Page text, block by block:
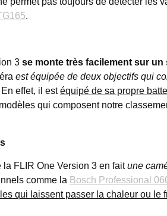
.
3 se monte très facilement sur un
est équipée de deux objectifs qui
effet, il estéquipé de sa propre
qui composent notre
la FLIR One Version 3 en faitune
comme la Bosch Professional
qui laissent passer la chaleur ou le